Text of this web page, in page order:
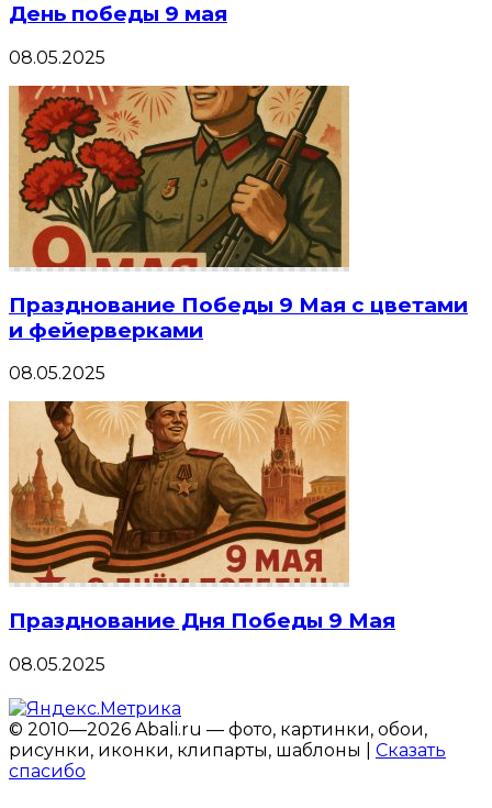
День победы 9 мая
08.05.2025
Празднование Победы 9 Мая с цветами
и фейерверками
08.05.2025
Празднование Дня Победы 9 Мая
08.05.2025
© 2010—2026 Abali.ru — фото, картинки, обои,
рисунки, иконки, клипарты, шаблоны | Сказать
спасибо